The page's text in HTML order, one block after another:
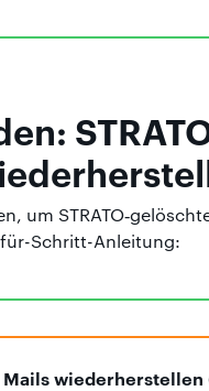
um
Schritt-Anleitung:
wiederherstellen